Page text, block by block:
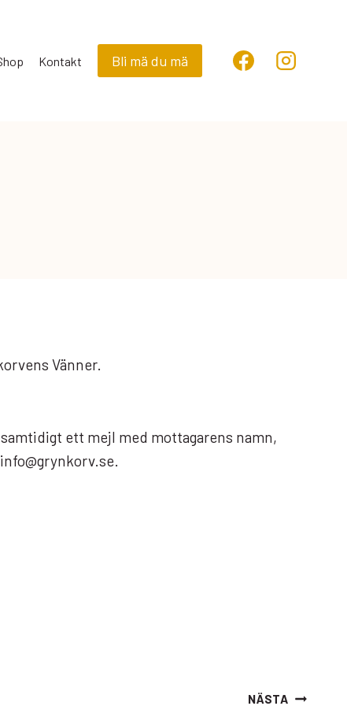
Kontakt Bli mä du mä
Vänner.
samtidigt ett mejl med mottagarens namn,
NÄSTA